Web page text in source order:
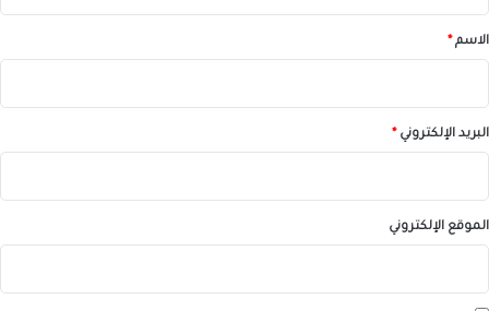
*الاسم*
البريد الإلكتروني*
الموقع الإلكتروني